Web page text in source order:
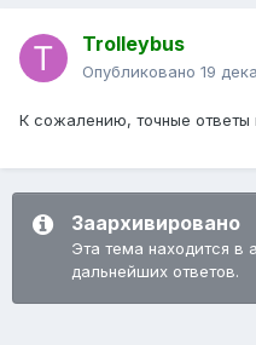
Trolleybus
Опубликовано 19
К сожалению, точные ответы
Заархивировано
Эта тема находится в
дальнейших ответов.